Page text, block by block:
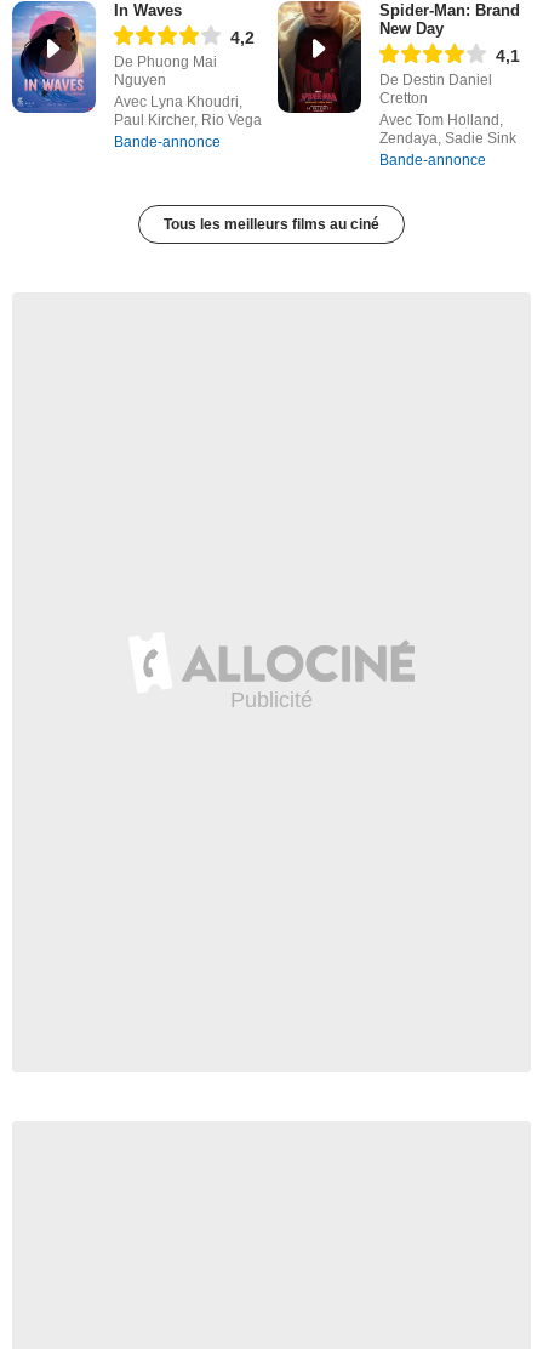
In Waves
4,2
De Phuong Mai
Nguyen
Avec Lyna Khoudri,
Paul Kircher, Rio Vega
Bande-annonce
Spider-Man: Brand
New Day
4,1
De Destin Daniel
Cretton
Avec Tom Holland,
Zendaya, Sadie Sink
Bande-annonce
Tous les meilleurs films au ciné